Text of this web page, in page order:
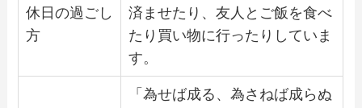
休日の過ごし
方
済ませたり、友人とご飯を食べ
たり買い物に行ったりしていま
す。
「為せば成る、為さねば成らぬ